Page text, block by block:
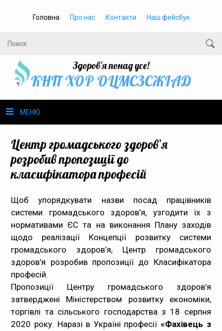
Головна Про нас Контакти Наш фейсбук
Здоров'я понад усе!
КНП ХОР ОЦМСЗСЖIАД
МЕНЮ
Громадське здоров’я
Громадянам
Медпрацівникам
Статистика
Документи
Контакти
Центр громадського здоров’я
розробив пропозиції до
класифікатора професій
Щоб упорядкувати назви посад працівників
системи громадського здоров’я, узгодити їх з
нормативами ЄС та на виконання Плану заходів
щодо реалізації Концепції розвитку системи
громадського здоров’я, Центр громадського
здоров’я розробив пропозиції до Класифікатора
професій.
Пропозиції Центру громадського здоров’я
затверджені Міністерством розвитку економіки,
торгівлі та сільського господарства з 18 серпня
2020 року. Наразі в Україні професії«Фахівець з